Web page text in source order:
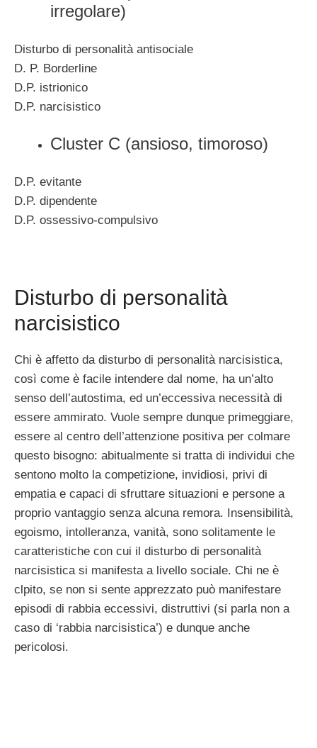
irregolare)
Disturbo di personalità antisociale
D. P. Borderline
D.P. istrionico
D.P. narcisistico
Cluster C (ansioso, timoroso)
D.P. evitante
D.P. dipendente
D.P. ossessivo-compulsivo
Disturbo di personalità
narcisistico
Chi è affetto da disturbo di personalità narcisistica,
così come è facile intendere dal nome, ha un’alto
senso dell’autostima, ed un’eccessiva necessità di
essere ammirato. Vuole sempre dunque primeggiare,
essere al centro dell’attenzione positiva per colmare
questo bisogno: abitualmente si tratta di individui che
sentono molto la competizione, invidiosi, privi di
empatia e capaci di sfruttare situazioni e persone a
proprio vantaggio senza alcuna remora. Insensibilità,
egoismo, intolleranza, vanità, sono solitamente le
caratteristiche con cui il disturbo di personalità
narcisistica si manifesta a livello sociale. Chi ne è
clpito, se non si sente apprezzato può manifestare
episodi di rabbia eccessivi, distruttivi (si parla non a
caso di ‘rabbia narcisistica’) e dunque anche
pericolosi.